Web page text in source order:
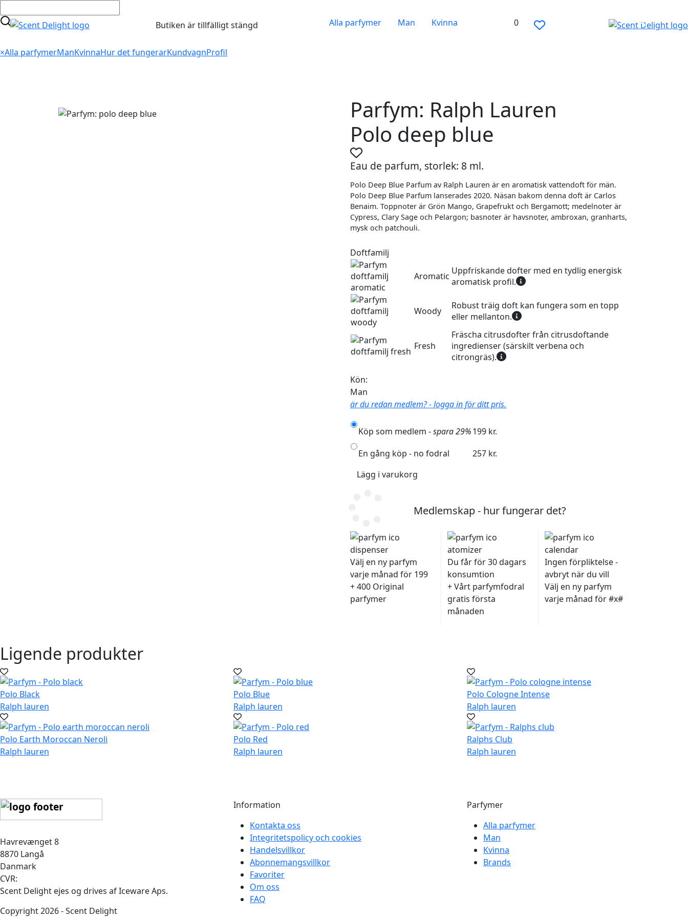
Butiken är tillfälligt stängd Alla parfymer Man Kvinna 0
×Alla parfymerManKvinnaHur det fungerarKundvagnProfil
Parfym: Ralph Lauren
Polo deep blue
Eau de parfum, storlek: 8 ml.
Polo Deep Blue Parfum av Ralph Lauren är en aromatisk vattendoft för män.
Polo Deep Blue Parfum lanserades 2020. Näsan bakom denna doft är Carlos
Benaim. Toppnoter är Grön Mango, Grapefrukt och Bergamott; medelnoter är
Cypress, Clary Sage och Pelargon; basnoter är havsnoter, ambroxan, granharts,
mysk och patchouli.
Doftfamilj
Aromatic Uppfriskande dofter med en tydlig energisk
aromatisk profil.
Woody
Robust träig doft kan fungera som en topp
eller mellanton.
Fresh
Fräscha citrusdofter från citrusdoftande
ingredienser (särskilt verbena och
citrongräs).
Kön:
Man
är du redan medlem? - logga in för ditt pris.
Köp som medlem -spara 29%199 kr.
En gång köp - no fodral
257 kr.
Lägg i varukorg
Medlemskap - hur fungerar det?
Välj en ny parfym
varje månad för 199
+ 400 Original
parfymer
Du får för 30 dagars
konsumtion
+ Vårt parfymfodral
gratis första
månaden
Ingen förpliktelse -
avbryt när du vill
Välj en ny parfym
varje månad för #x#
Ligende produkter
Polo Black
Ralph lauren
Polo Blue
Ralph lauren
Polo Cologne Intense
Ralph lauren
Polo Earth Moroccan Neroli
Ralph lauren
Polo Red
Ralph lauren
Ralphs Club
Ralph lauren
Havrevænget 8
8870 Langå
Danmark
CVR:
Scent Delight ejes og drives af Iceware Aps.
Copyright 2026 - Scent Delight
Information
Kontakta oss
Integritetspolicy och cookies
Handelsvillkor
Abonnemangsvillkor
Favoriter
Om oss
FAQ
Parfymer
Alla parfymer
Man
Kvinna
Brands